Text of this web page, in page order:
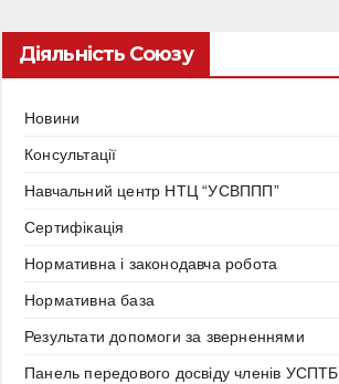
Діяльність Союзу
Новини
Консультації
Навчальний центр НТЦ “УСВППП”
Сертифікація
Нормативна і законодавча робота
Нормативна база
Результати допомоги за зверненнями
Панель передового досвіду членів УСПТБ